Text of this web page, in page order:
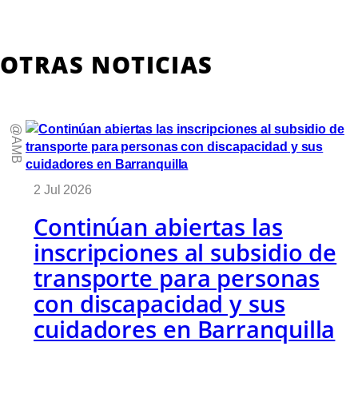
OTRAS NOTICIAS
@AMB
2 Jul 2026
Continúan abiertas las
inscripciones al subsidio de
transporte para personas
con discapacidad y sus
cuidadores en Barranquilla